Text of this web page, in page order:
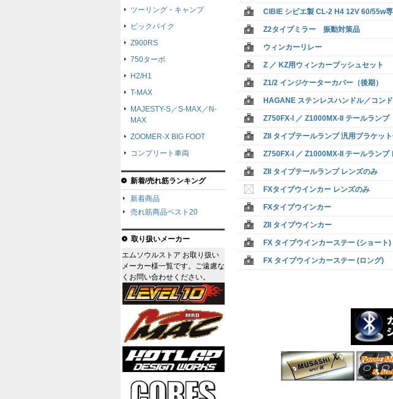
CIBIE シビエ製 CL-2 H4 12V 60/55w
Z2タイプミラー 振動対策品
ウィンカーリレー
Z ／ KZ用ウィンカーブッシュセット
Z1/2 インジケーターカバー（後期）
HAGANE ステンレスハンドル／コン
Z750FX-I ／ Z1000MX-II テールランプ
ZII タイプテールランプ 汎用ブラケット
Z750FX-I ／ Z1000MX-II テールランプ
ZII タイプテールランプ レンズのみ
FXタイプウインカー レンズのみ
FXタイプウインカー
ZII タイプウインカー
FX タイプウインカーステー (ショート)
FX タイプウインカーステー (ロング)
ツーリング・キャンプ
ビックバイク
Z900RS
750ターボ
H2/H1
T-MAX
MAJESTY-S／S-MAX／N-
MAX
ZOOMER-X BIG FOOT
コンプリート車両
新着/売れ筋ランキング
新着商品
売れ筋商品ベスト20
取り扱いメーカー
エムソウルストア お取り扱い
メーカー様一覧です。ご遠慮な
くお問い合わせください。